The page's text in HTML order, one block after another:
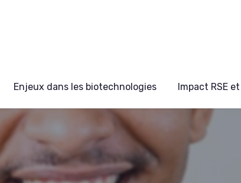
Enjeux dans les biotechnologies Impact RSE